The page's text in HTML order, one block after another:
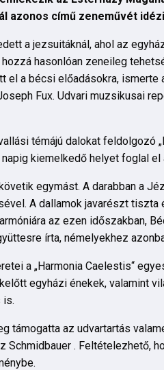
azonos című zeneművét
a jezsuitáknál, ahol az
hasonlóan zeneileg
el a bécsi előadásokra,
Fux. Udvari muzsikusai
témájú dalokat feldolgozó
kiemelkedő helyet foglal el
egymást. A darabban a
A dallamok javarészt
az ezen időszakban,
írta, némelyekhez
a „Harmonia Caelestis“
egyházi énekek, valamint
is.
támogatta az udvartartás
. Feltételezhető,